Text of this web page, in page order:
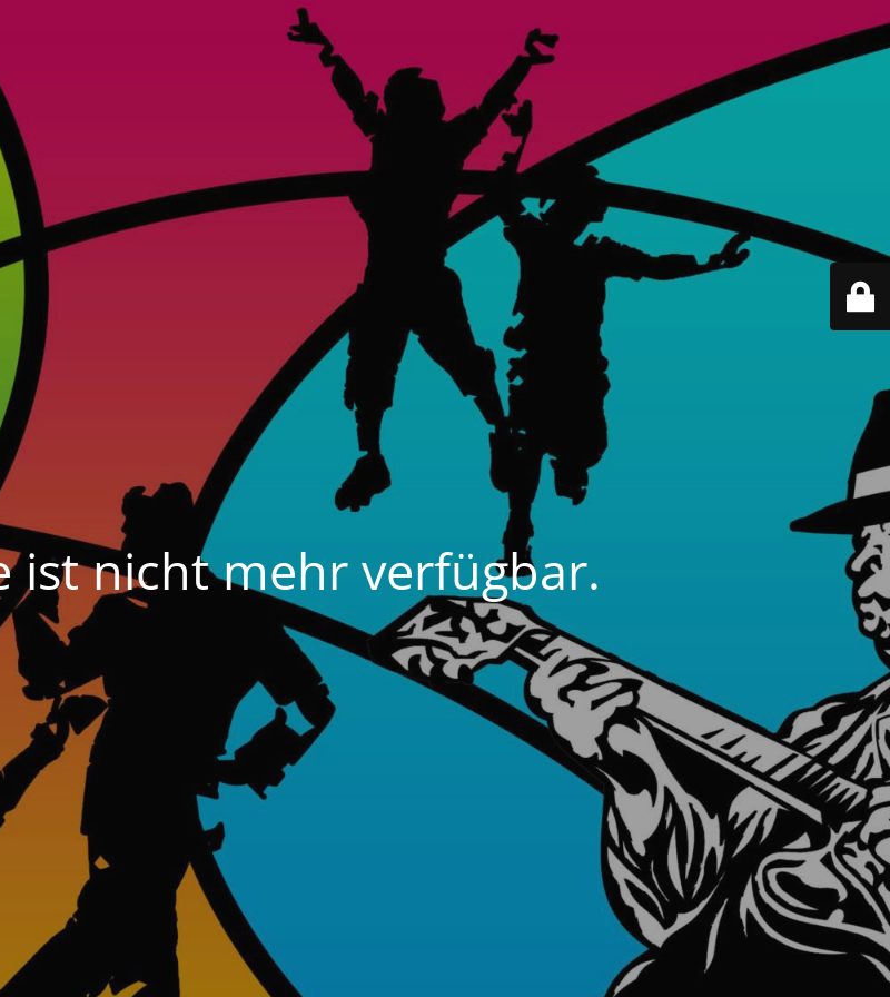
ist nicht mehr verfügbar.